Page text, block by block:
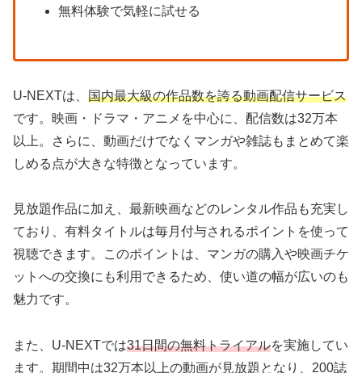
無料体験で気軽に試せる
U-NEXTは、 国内最大級の作品数を誇る動画配信サービス
です。映画・ドラマ・アニメを中心に、配信数は32万本
以上。さらに、動画だけでなくマンガや雑誌もまとめて楽
しめる点が大きな特徴となっています。
見放題作品に加え、最新映画などのレンタル作品も充実し
ており、有料タイトルは毎月付与されるポイントを使って
視聴できます。このポイントは、マンガの購入や映画チケ
ットへの交換にも利用できるため、使い道の幅が広いのも
魅力です。
また、U-NEXTでは31日間の無料トライアルを実施してい
ます。期間中は32万本以上の動画が見放題となり、200誌